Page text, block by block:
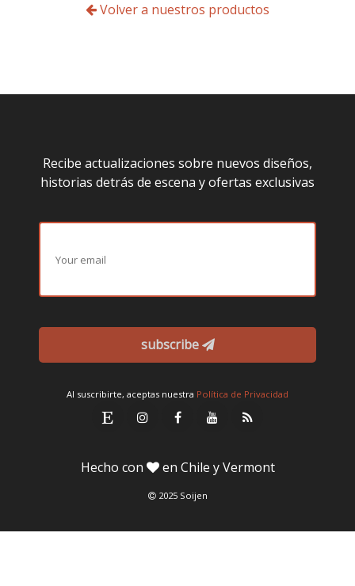
Volver a nuestros productos
Recibe actualizaciones sobre nuevos diseños,
historias detrás de escena y ofertas exclusivas
subscribe
Al suscribirte, aceptas nuestra Política de Privacidad
Hecho con en Chile y Vermont
2025 Soijen